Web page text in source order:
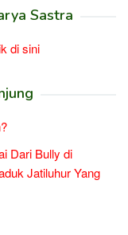
Sastra
di sini
Dari Bully di
Jatiluhur Yang